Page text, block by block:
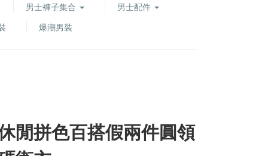
男士褲子集合
男士配件
爆潮男裝
閒拼色百搭假兩件圓領